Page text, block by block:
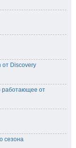
от Discovery
работающее от
сезона